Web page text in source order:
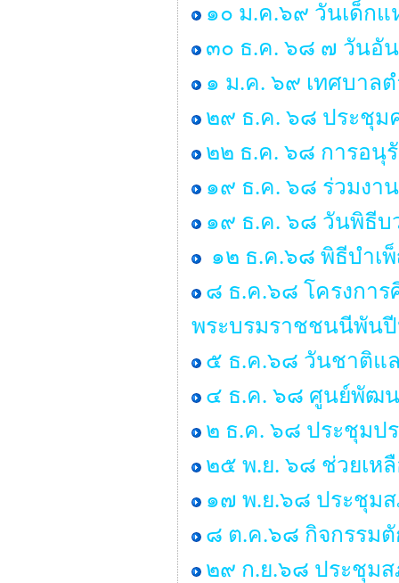
๑๐ ม.ค.๖๙ วันเด็กแ
๓๐ ธ.ค. ๖๘ ๗ วันอั
๑ ม.ค. ๖๙ เทศบาล
๒๙ ธ.ค. ๖๘ ประชุม
๒๒ ธ.ค. ๖๘ การอนุ
๑๙ ธ.ค. ๖๘ ร่วมงา
๑๙ ธ.ค. ๖๘ วันพิธีบ
๑๒ ธ.ค.๖๘ พิธีบำ
๘ ธ.ค.๖๘ โครงการ
พระบรมราชชนนีพัน
๕ ธ.ค.๖๘ วันชาติแ
๔ ธ.ค. ๖๘ ศูนย์พัฒน
๒ ธ.ค. ๖๘ ประชุมป
๒๕ พ.ย. ๖๘ ช่วยเห
๑๗ พ.ย.๖๘ ประชุม
๘ ต.ค.๖๘ กิจกรรม
๒๙ ก.ย.๖๘ ประชุม